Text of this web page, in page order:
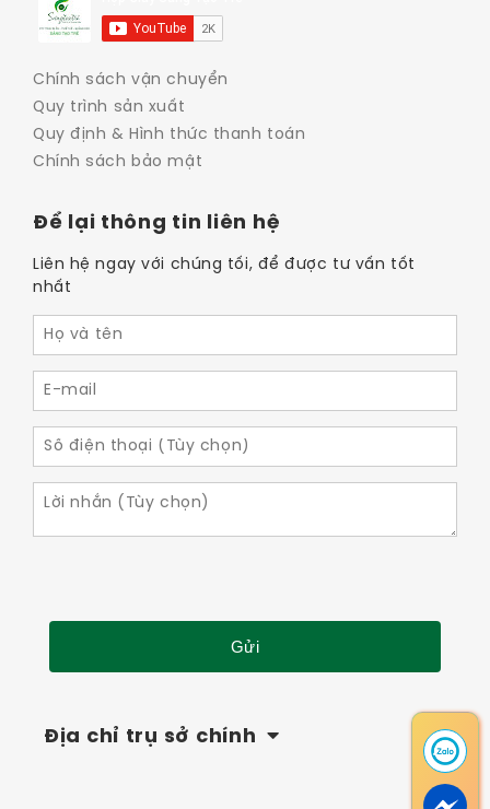
Chính sách vận chuyển
Quy trình sản xuất
Quy định & Hình thức thanh toán
Chính sách bảo mật
Để lại thông tin liên hệ
Liên hệ ngay với chúng tối, để được tư vấn tốt
nhất
Địa chỉ trụ sở chính